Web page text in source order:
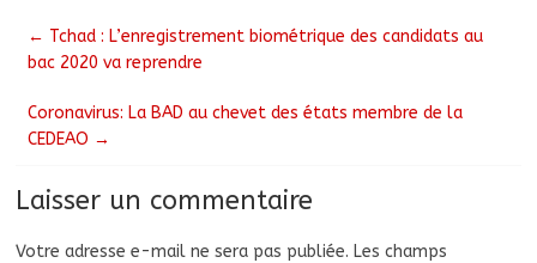
← Tchad : L’enregistrement biométrique des candidats au
bac 2020 va reprendre
Coronavirus: La BAD au chevet des états membre de la
CEDEAO →
Laisser un commentaire
Votre adresse e-mail ne sera pas publiée. Les champs